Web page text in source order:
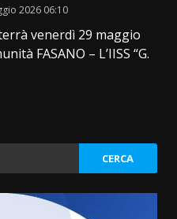
2026 06:10
venerdì 29 maggio
FASANO – L’IISS “G.